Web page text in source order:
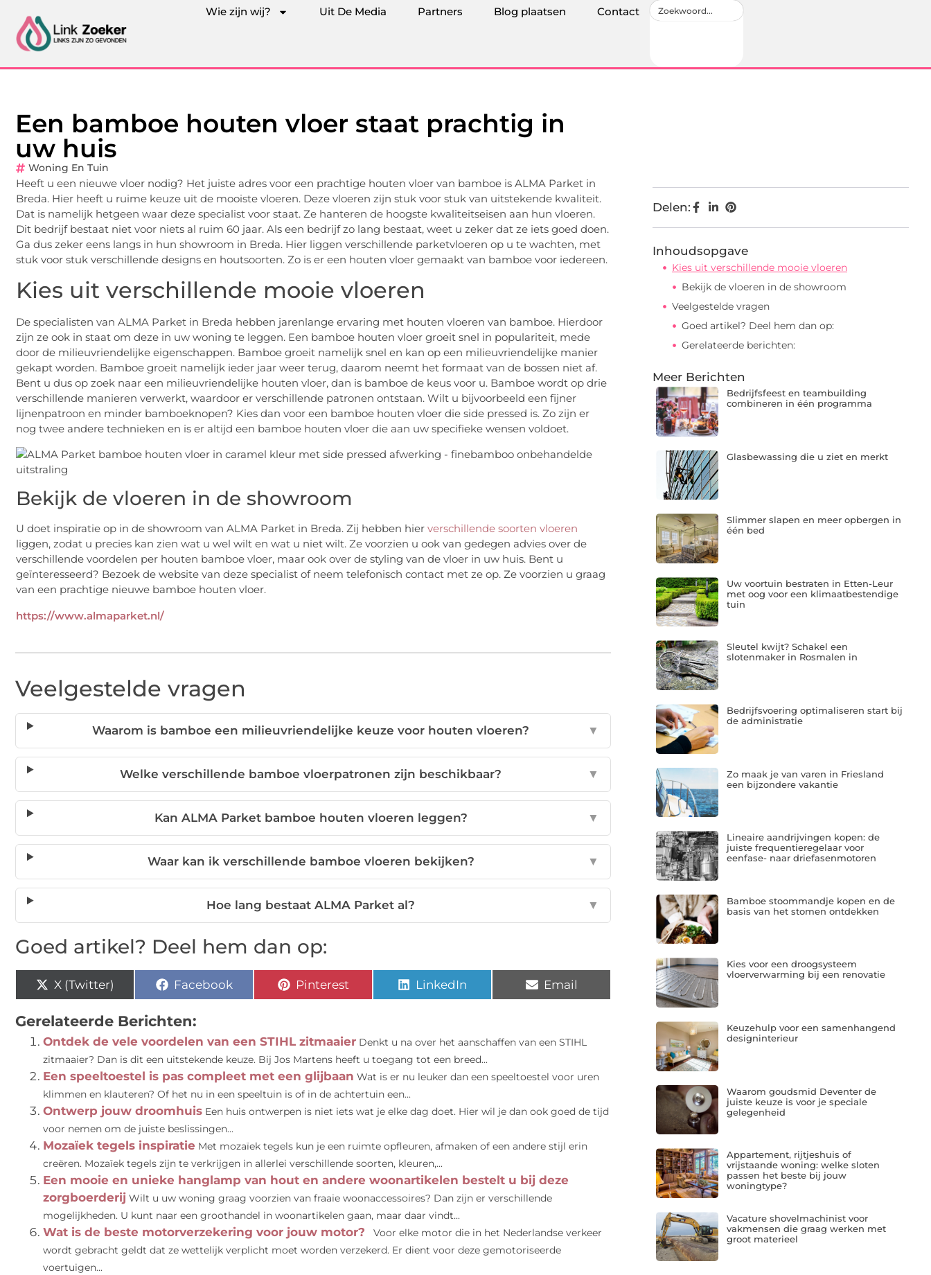
Wie zijn wij? Uit De Media Partners Blog plaatsen Contact
Een bamboe houten vloer staat prachtig in
uw huis
Woning En Tuin
Heeft u een nieuwe vloer nodig? Het juiste adres voor een prachtige houten vloer van bamboe is ALMA Parket in
Breda. Hier heeft u ruime keuze uit de mooiste vloeren. Deze vloeren zijn stuk voor stuk van uitstekende kwaliteit.
Dat is namelijk hetgeen waar deze specialist voor staat. Ze hanteren de hoogste kwaliteitseisen aan hun vloeren.
Dit bedrijf bestaat niet voor niets al ruim 60 jaar. Als een bedrijf zo lang bestaat, weet u zeker dat ze iets goed doen.
Ga dus zeker eens langs in hun showroom in Breda. Hier liggen verschillende parketvloeren op u te wachten, met
stuk voor stuk verschillende designs en houtsoorten. Zo is er een houten vloer gemaakt van bamboe voor iedereen.
Kies uit verschillende mooie vloeren
De specialisten van ALMA Parket in Breda hebben jarenlange ervaring met houten vloeren van bamboe. Hierdoor
zijn ze ook in staat om deze in uw woning te leggen. Een bamboe houten vloer groeit snel in populariteit, mede
door de milieuvriendelijke eigenschappen. Bamboe groeit namelijk snel en kan op een milieuvriendelijke manier
gekapt worden. Bamboe groeit namelijk ieder jaar weer terug, daarom neemt het formaat van de bossen niet af.
Bent u dus op zoek naar een milieuvriendelijke houten vloer, dan is bamboe de keus voor u. Bamboe wordt op drie
verschillende manieren verwerkt, waardoor er verschillende patronen ontstaan. Wilt u bijvoorbeeld een fijner
lijnenpatroon en minder bamboeknopen? Kies dan voor een bamboe houten vloer die side pressed is. Zo zijn er
nog twee andere technieken en is er altijd een bamboe houten vloer die aan uw specifieke wensen voldoet.
Bekijk de vloeren in de showroom
U doet inspiratie op in de showroom van ALMA Parket in Breda. Zij hebben hier verschillende soorten vloeren
liggen, zodat u precies kan zien wat u wel wilt en wat u niet wilt. Ze voorzien u ook van gedegen advies over de
verschillende voordelen per houten bamboe vloer, maar ook over de styling van de vloer in uw huis. Bent u
geïnteresseerd? Bezoek de website van deze specialist of neem telefonisch contact met ze op. Ze voorzien u graag
van een prachtige nieuwe bamboe houten vloer.
https://www.almaparket.nl/
Veelgestelde vragen
Waarom is bamboe een milieuvriendelijke keuze voor houten vloeren? ▼
Welke verschillende bamboe vloerpatronen zijn beschikbaar? ▼
Kan ALMA Parket bamboe houten vloeren leggen? ▼
Waar kan ik verschillende bamboe vloeren bekijken? ▼
Hoe lang bestaat ALMA Parket al? ▼
Goed artikel? Deel hem dan op:
X (Twitter) Facebook Pinterest LinkedIn Email
Gerelateerde Berichten:
Ontdek de vele voordelen van een STIHL zitmaaier Denkt u na over het aanschaffen van een STIHL
zitmaaier? Dan is dit een uitstekende keuze. Bij Jos Martens heeft u toegang tot een breed...
Een speeltoestel is pas compleet met een glijbaan Wat is er nu leuker dan een speeltoestel voor uren
klimmen en klauteren? Of het nu in een speeltuin is of in de achtertuin een...
Ontwerp jouw droomhuis Een huis ontwerpen is niet iets wat je elke dag doet. Hier wil je dan ook goed de tijd
voor nemen om de juiste beslissingen...
Mozaïek tegels inspiratie Met mozaïek tegels kun je een ruimte opfleuren, afmaken of een andere stijl erin
creëren. Mozaïek tegels zijn te verkrijgen in allerlei verschillende soorten, kleuren,...
Een mooie en unieke hanglamp van hout en andere woonartikelen bestelt u bij deze
zorgboerderij Wilt u uw woning graag voorzien van fraaie woonaccessoires? Dan zijn er verschillende
mogelijkheden. U kunt naar een groothandel in woonartikelen gaan, maar daar vindt...
Wat is de beste motorverzekering voor jouw motor?
Voor elke motor die in het Nederlandse verkeer
wordt gebracht geldt dat ze wettelijk verplicht moet worden verzekerd. Er dient voor deze gemotoriseerde
voertuigen...
Delen:
Inhoudsopgave
Kies uit verschillende mooie vloeren
Bekijk de vloeren in de showroom
Veelgestelde vragen
Goed artikel? Deel hem dan op:
Gerelateerde berichten:
Meer Berichten
Bedrijfsfeest en teambuilding
combineren in één programma
Glasbewassing die u ziet en merkt
Slimmer slapen en meer opbergen in
één bed
Uw voortuin bestraten in Etten-Leur
met oog voor een klimaatbestendige
tuin
Sleutel kwijt? Schakel een
slotenmaker in Rosmalen in
Bedrijfsvoering optimaliseren start bij
de administratie
Zo maak je van varen in Friesland
een bijzondere vakantie
Lineaire aandrijvingen kopen: de
juiste frequentieregelaar voor
eenfase- naar driefasenmotoren
Bamboe stoommandje kopen en de
basis van het stomen ontdekken
Kies voor een droogsysteem
vloerverwarming bij een renovatie
Keuzehulp voor een samenhangend
designinterieur
Waarom goudsmid Deventer de
juiste keuze is voor je speciale
gelegenheid
Appartement, rijtjeshuis of
vrijstaande woning: welke sloten
passen het beste bij jouw
woningtype?
Vacature shovelmachinist voor
vakmensen die graag werken met
groot materieel